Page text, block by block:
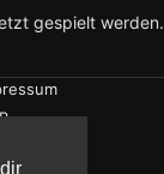
gespielt werden.